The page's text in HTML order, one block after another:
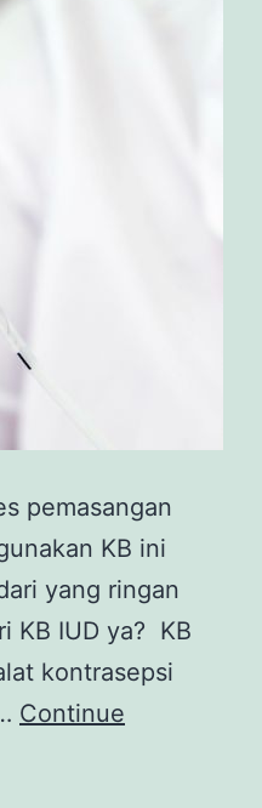
pemasangan
KB ini
yang ringan
KB IUD ya? KB
kontrasepsi
Continue